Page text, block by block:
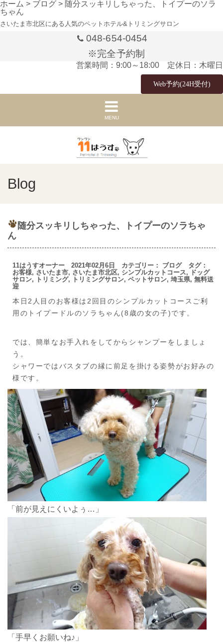
ホーム > ブログ > 随分スッキリしちゃった、トイプーのソラ
ちゃん
さいたま市北区にある人気のペットホテル&トリミングサロン
048-654-0454
※完全予約制
営業時間：9:00～18:00 定休日：木曜日
Web予約(24H受付)
MENU
Blog
随分スッキリしちゃった、トイプーのソラちゃ
ん
11はうすオーナー 2021年02月6日 カテゴリー： ブログタグ：
お客様, さいたま市, さいたま市北区, シンプルカットコース,
ドッグ
サロン, トリミング, トリミングサロン, ペットサロン, 埼玉県, 無料送
迎
本日2人目のお客様は2回目のシンプルカットコースご利
用のトイプードルのソラちゃん(8歳の女の子)です。
では、簡単なお手入れをしてからシャンプーをしましょ
う。
シャワーではバスタブの縁に前足を掛ける姿勢がお好みの
様です。
「前が見えにくいよぅ…」
「手早くお願いね♪」